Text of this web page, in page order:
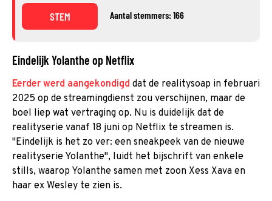
STEM Aantal stemmers: 166
Eindelijk Yolanthe op Netflix
Eerder werd aangekondigd dat de realitysoap in februari
2025 op de streamingdienst zou verschijnen, maar de
boel liep wat vertraging op. Nu is duidelijk dat de
realityserie vanaf 18 juni op Netflix te streamen is.
"Eindelijk is het zo ver: een sneakpeek van de nieuwe
realityserie Yolanthe", luidt het bijschrift van enkele
stills, waarop Yolanthe samen met zoon Xess Xava en
haar ex Wesley te zien is.